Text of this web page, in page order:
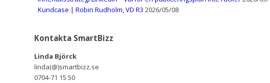
Kundcase | Robin Rudholm, VD R3 2026/05/08
Kontakta SmartBizz
Linda Björck
linda(@)smartbizz.se
0704-71 15 50